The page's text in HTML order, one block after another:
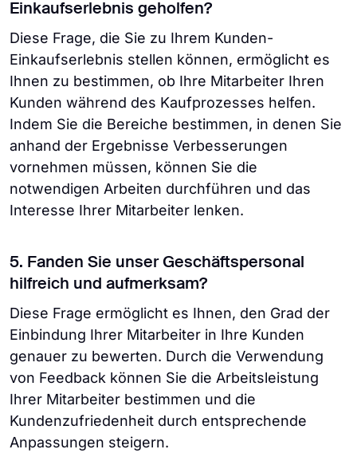
Einkaufserlebnis geholfen?
Diese Frage, die Sie zu Ihrem Kunden-
Einkaufserlebnis stellen können, ermöglicht es
Ihnen zu bestimmen, ob Ihre Mitarbeiter Ihren
Kunden während des Kaufprozesses helfen.
Indem Sie die Bereiche bestimmen, in denen Sie
anhand der Ergebnisse Verbesserungen
vornehmen müssen, können Sie die
notwendigen Arbeiten durchführen und das
Interesse Ihrer Mitarbeiter lenken.
5. Fanden Sie unser Geschäftspersonal
hilfreich und aufmerksam?
Diese Frage ermöglicht es Ihnen, den Grad der
Einbindung Ihrer Mitarbeiter in Ihre Kunden
genauer zu bewerten. Durch die Verwendung
von Feedback können Sie die Arbeitsleistung
Ihrer Mitarbeiter bestimmen und die
Kundenzufriedenheit durch entsprechende
Anpassungen steigern.